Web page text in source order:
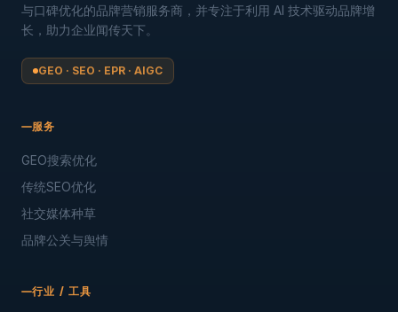
与口碑优化的品牌营销服务商，并专注于利用 AI 技术驱动品牌增
长，助力企业闻传天下。
GEO · SEO · EPR · AIGC
服务
GEO搜索优化
传统SEO优化
社交媒体种草
品牌公关与舆情
行业 / 工具